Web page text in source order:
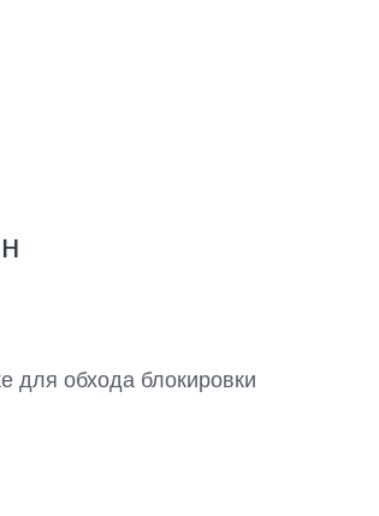
для обхода блокировки